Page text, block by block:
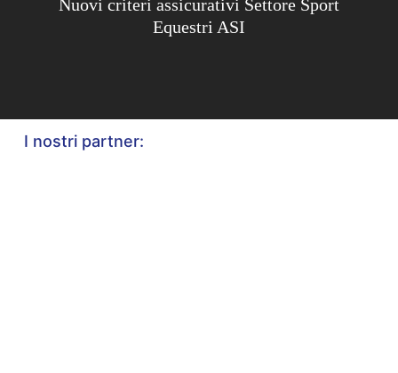
Nuovi criteri assicurativi Settore Sport
Equestri ASI
I nostri partner: